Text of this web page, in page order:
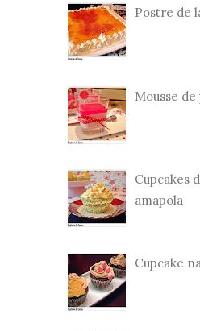
Postre de
Mousse
Cupcakes
amapola
Cupcake